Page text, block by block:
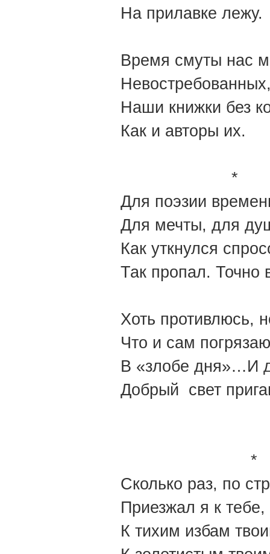
На прилавке лежу.
Время смуты нас
Наши книжки без
Как и авторы их.
*
Для поэзии
Для мечты, для
Как уткнулся
Так пропал. Точно
Хоть противлюсь,
Что и сам
В «злобе дня»…И
Добрый свет
*
Сколько раз, по
Приезжал я к
К тихим избам